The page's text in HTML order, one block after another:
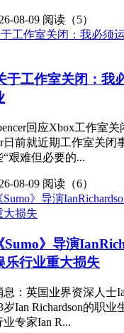
08-09 阅读（5）
于工作室关闭：我
回应Xbox工作室
日前就近期工作室关闭
艰难但必要的...
08-09 阅读（6）
Sumo》导演
乐行业重大损失
：英国业界资深人士
Ian Richardson的职业
专家Ian R...